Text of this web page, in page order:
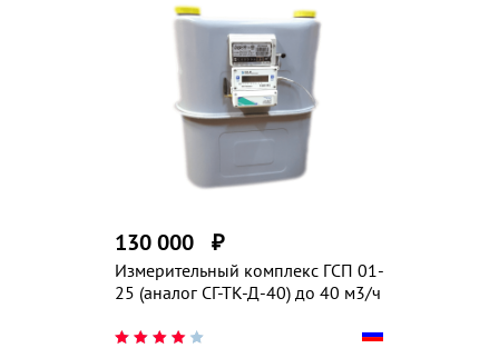
Измерительный комплекс ГСП 01-
25 (аналог СГ-ТК-Д-40) до 40 м3/ч
130 000 ₽